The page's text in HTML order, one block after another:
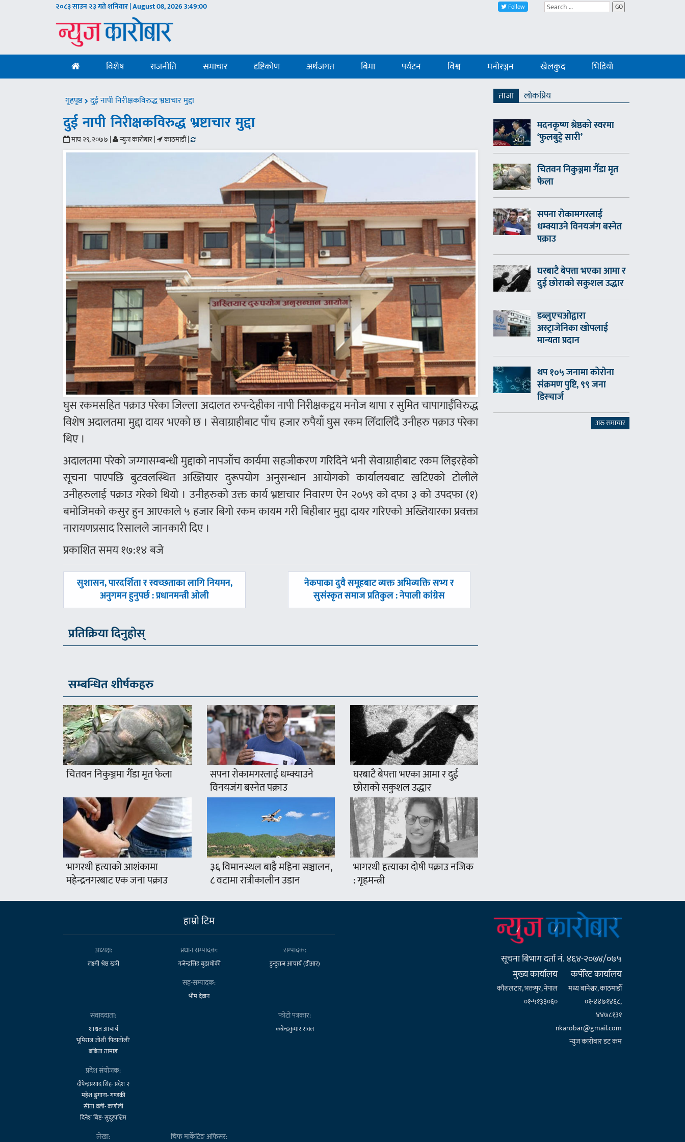
२०८३ साउन २३ गते शनिवार | August 08, 20263:49:01 Follow GO
विशेष राजनीति समाचार दृष्टिकोण अर्थजगत बिमा पर्यटन विश्व मनोरञ्जन खेलकुद भिडियो
गृहपृष्ठ दुई नापी निरीक्षकविरुद्ध भ्रष्टाचार मुद्दा
दुई नापी निरीक्षकविरुद्ध भ्रष्टाचार मुद्दा
माघ २९, २०७७ | न्युज कारोबार | काठमाडौं |
घुस रकमसहित पक्राउ परेका जिल्ला अदालत रुपन्देहीका नापी निरीक्षकद्वय मनोज थापा र सुमित चापागाईँविरुद्ध
विशेष अदालतमा मुद्दा दायर भएको छ । सेवाग्राहीबाट पाँच हजार रुपैयाँ घुस रकम लिँदालिँदै उनीहरु पक्राउ परेका
थिए ।
अदालतमा परेको जग्गासम्बन्धी मुद्दाको नापजाँच कार्यमा सहजीकरण गरिदिने भनी सेवाग्राहीबाट रकम लिइरहेको
सूचना पाएपछि बुटवलस्थित अख्तियार दुरूपयोग अनुसन्धान आयोगको कार्यालयबाट खटिएको टोलीले
उनीहरुलाई पक्राउ गरेको थियो । उनीहरुको उक्त कार्य भ्रष्टाचार निवारण ऐन २०५९ को दफा ३ को उपदफा (१)
बमोजिमको कसुर हुन आएकाले ५ हजार बिगो रकम कायम गरी बिहीबार मुद्दा दायर गरिएको अख्तियारका प्रवक्ता
नारायणप्रसाद रिसालले जानकारी दिए ।
प्रकाशित समय १७:१४ बजे
पछिल्लाे
सुशासन, पारदर्शिता र स्वच्छताका लागि नियमन,
अनुगमन हुनुपर्छ : प्रधानमन्त्री ओली
अघिल्लाे
नेकपाका दुवै समूहबाट व्यक्त अभिव्यक्ति सभ्य र
सुसंस्कृत समाज प्रतिकुल : नेपाली कांग्रेस
प्रतिक्रिया दिनुहोस्
सम्बन्धित शीर्षकहरु
चितवन निकुञ्जमा गैँडा मृत फेला सपना रोकामगरलाई धम्क्याउने
विनयजंग बस्नेत पक्राउ
घरबाटै बेपत्ता भएका आमा र दुई
छोराको सकुशल उद्धार
भागरथी हत्याको आशंकामा
महेन्द्रनगरबाट एक जना पक्राउ
३६ विमानस्थल बाह्रै महिना सञ्चालन,
८ वटामा रात्रीकालीन उडान
भागरथी हत्याका दोषी पक्राउ नजिक
: गृहमन्त्री
ताजा
लाेकप्रिय
मदनकृष्ण श्रेष्ठको स्वरमा
‘फुलबुट्टे सारी’
चितवन निकुञ्जमा गैँडा मृत
फेला
सपना रोकामगरलाई
धम्क्याउने विनयजंग बस्नेत
पक्राउ
घरबाटै बेपत्ता भएका आमा र
दुई छोराको सकुशल उद्धार
डब्लुएचओद्वारा
अस्ट्राजेनिका खोपलाई
मान्यता प्रदान
थप १०५ जनामा कोरोना
संक्रमण पुष्टि, ९९ जना
डिस्चार्ज
अरु समाचार
हाम्राे टिम
अध्यक्ष:
लक्ष्मी श्रेष्ठ खत्री
प्रधान सम्पादक:
गजेन्द्रसिंह बुढाथोकी
सम्पादक:
डुन्डुराज आचार्य (डीआर)
सह-सम्पादक:
भीम देवान
संवाददाता:
शाश्वत आचार्य
भूमिराज जोशी 'पिठातोली'
बबिता तामाङ
फोटो पत्रकार:
कबेन्द्रकुमार रावल
प्रदेश संयोजक:
दीपेन्द्रप्रसाद सिंह- प्रदेश २
महेश ढुंगाना- गण्डकी
सीता वली- कर्णाली
दिनेश बिष्ट- सुदूरपश्चिम
लेखा: चिफ मार्केटिङ अफिसर:
सूचना बिभाग दर्ता नं. ४६४-२०७४/०७५
मुख्य कार्यालय
कौशलटार, भक्तपुर, नेपाल
०१-५१३३०६०
कर्पाेरेट कार्यालय
मध्य बानेश्वर, काठमाडौँ
०१-४४७१४६८,
४४७८१३१
nkarobar@gmail.com
न्युज कारोबार डट कम